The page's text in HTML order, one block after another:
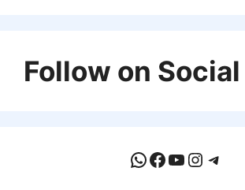
Follow on
WhatsApp
Facebook
YouTube